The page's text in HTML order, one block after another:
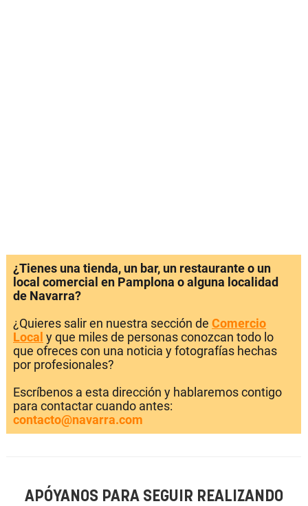
¿Tienes una tienda, un bar, un restaurante o un
local comercial en Pamplona o alguna localidad
de Navarra?
¿Quieres salir en nuestra sección de Comercio
Local y que miles de personas conozcan todo lo
que ofreces con una noticia y fotografías hechas
por profesionales?
Escríbenos a esta dirección y hablaremos contigo
para contactar cuando antes:
contacto@navarra.com
APÓYANOS PARA SEGUIR REALIZANDO